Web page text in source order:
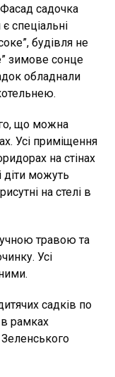
садочка
спеціальні
будівля не
зимове сонце
обладнали
що можна
Усі приміщення
на стінах
діти можуть
на стелі в
травою та
Усі
садків по
в рамках